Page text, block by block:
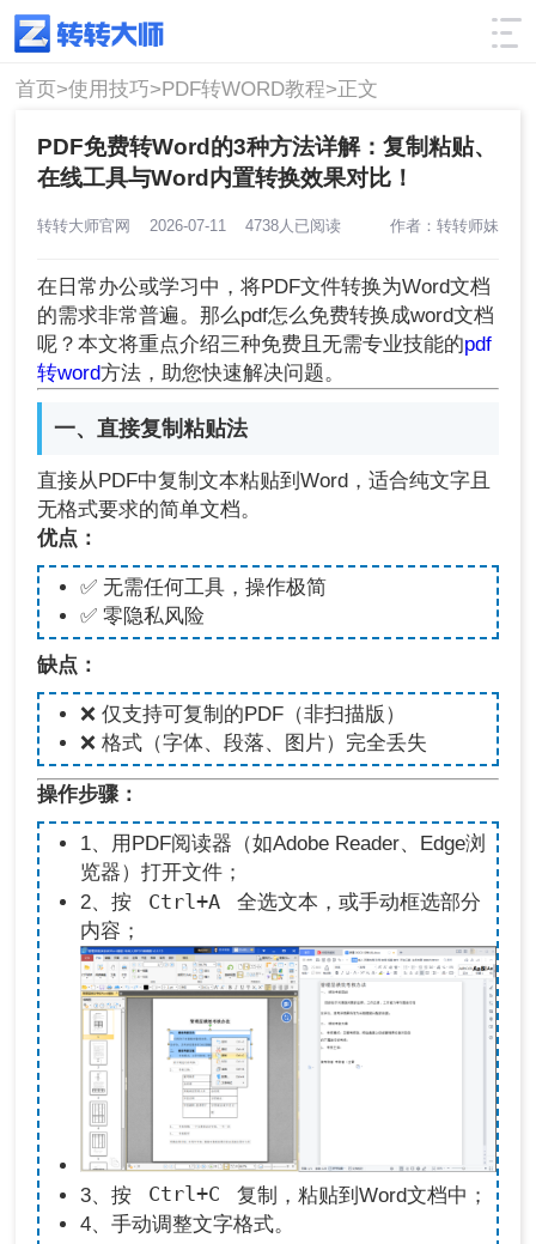
使用技巧 筛选
首页>使用技巧>PDF转WORD教程>正文
PDF免费转Word的3种方法详解：复制粘贴、
在线工具与Word内置转换效果对比！
转转大师官网 2026-07-11 4738人已阅读 作者：转转师妹
在日常办公或学习中，将PDF文件转换为Word文档
的需求非常普遍。那么pdf怎么免费转换成word文档
呢？本文将重点介绍三种免费且无需专业技能的pdf
转word方法，助您快速解决问题。
一、直接复制粘贴法
直接从PDF中复制文本粘贴到Word，适合纯文字且
无格式要求的简单文档。
优点：
✅ 无需任何工具，操作极简
✅ 零隐私风险
缺点：
❌ 仅支持可复制的PDF（非扫描版）
❌ 格式（字体、段落、图片）完全丢失
操作步骤：
1、用PDF阅读器（如Adobe Reader、Edge浏
览器）打开文件；
2、按
Ctrl+A
全选文本，或手动框选部分
内容；
3、按 Ctrl+C
复制，粘贴到Word文档中；
4、手动调整文字格式。